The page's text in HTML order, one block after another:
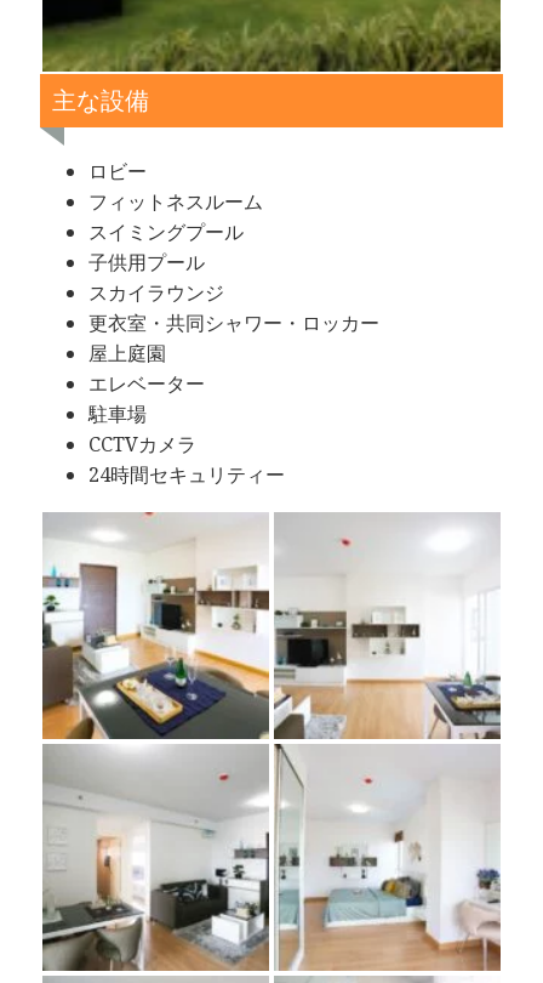
主な設備
ロビー
フィットネスルーム
スイミングプール
子供用プール
スカイラウンジ
更衣室・共同シャワー・ロッカー
屋上庭園
エレベーター
駐車場
CCTVカメラ
24時間セキュリティー